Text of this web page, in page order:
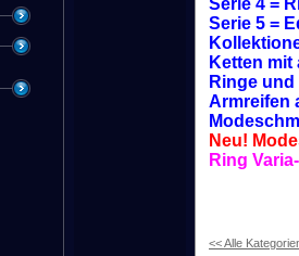
Serie 4 =
Serie 5 =
Ketten mit
Ringe
Armreifen
Neu!
Ring
<< Alle